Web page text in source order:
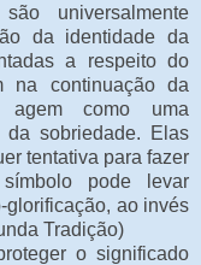
universalmente
da identidade da
a respeito do
na continuação da
agem como uma
da sobriedade. Elas
tentativa para fazer
pode levar
glorificação, ao invés
Tradição)
o significado